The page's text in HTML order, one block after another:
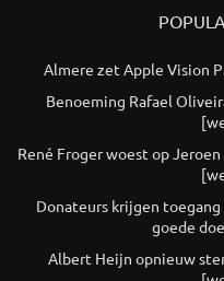
Almere zet Apple Vision
Benoeming Rafael
René Froger woest op
Donateurs krijgen
goede
Albert Heijn opnieuw